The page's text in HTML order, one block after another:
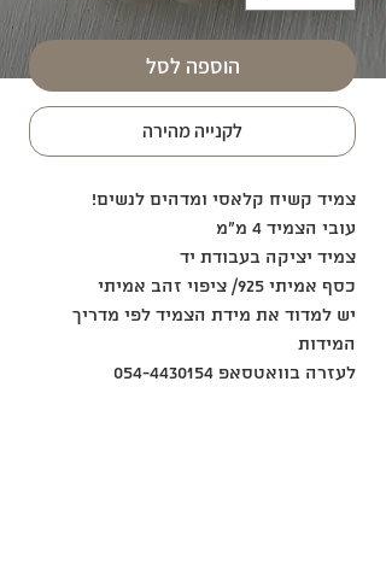
הוספה לסל
לקנייה מהירה
צמיד קשיח קלאסי ומדהים לנשים!
עובי הצמיד 4 מ״מ
צמיד יציקה בעבודת יד
כסף אמיתי 925/ ציפוי זהב אמיתי
יש למדוד את מידת הצמיד לפי מדריך
המידות
לעזרה בוואטסאפ 054-4430154